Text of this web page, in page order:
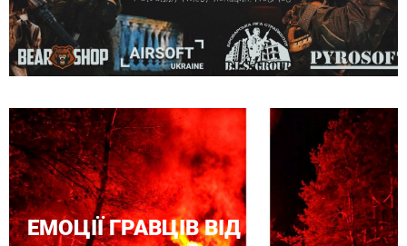
ЕМОЦІЇ ГРАВЦІВ ВІД